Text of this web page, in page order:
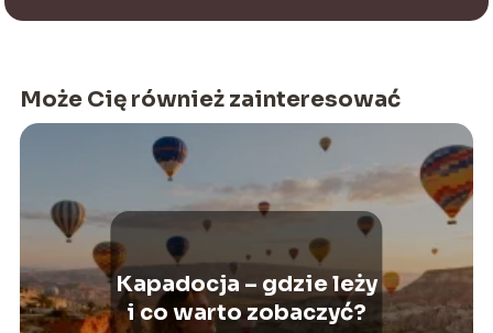
Może Cię również zainteresować
Kapadocja – gdzie leży
i co warto zobaczyć?